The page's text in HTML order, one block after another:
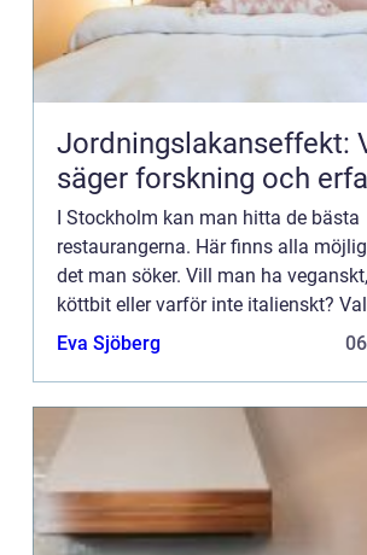
Jordningslakanseffekt:
säger forskning och
I Stockholm kan man hitta de bästa
restaurangerna. Här finns alla
det man söker. Vill man ha
köttbit eller varför inte italienskt?
är väldigt många. Man låter sig
Eva Sjöberg